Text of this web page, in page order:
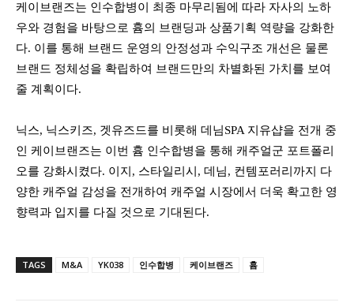
케이브랜즈는 인수합병이 최종 마무리됨에 따라 자사의 노하
우와 경험을 바탕으로 흄의 브랜딩과 상품기획 역량을 강화한
다. 이를 통해 브랜드 운영의 안정성과 수익구조 개선은 물론
브랜드 정체성을 확립하여 브랜드만의 차별화된 가치를 보여
줄 계획이다.
닉스, 닉스키즈, 겟유즈드를 비롯해 데님SPA 지유샵을 전개 중
인 케이브랜즈는 이번 흄 인수합병을 통해 캐주얼군 포트폴리
오를 강화시켰다. 이지 , 스타일리시 , 데님, 컨템포러리까지 다
양한 캐주얼 감성을 전개하여 캐주얼 시장에서 더욱 확고한 영
향력과 입지를 다질 것으로 기대된다.
TAGS M&A YK038 인수합병 케이브랜즈 흄